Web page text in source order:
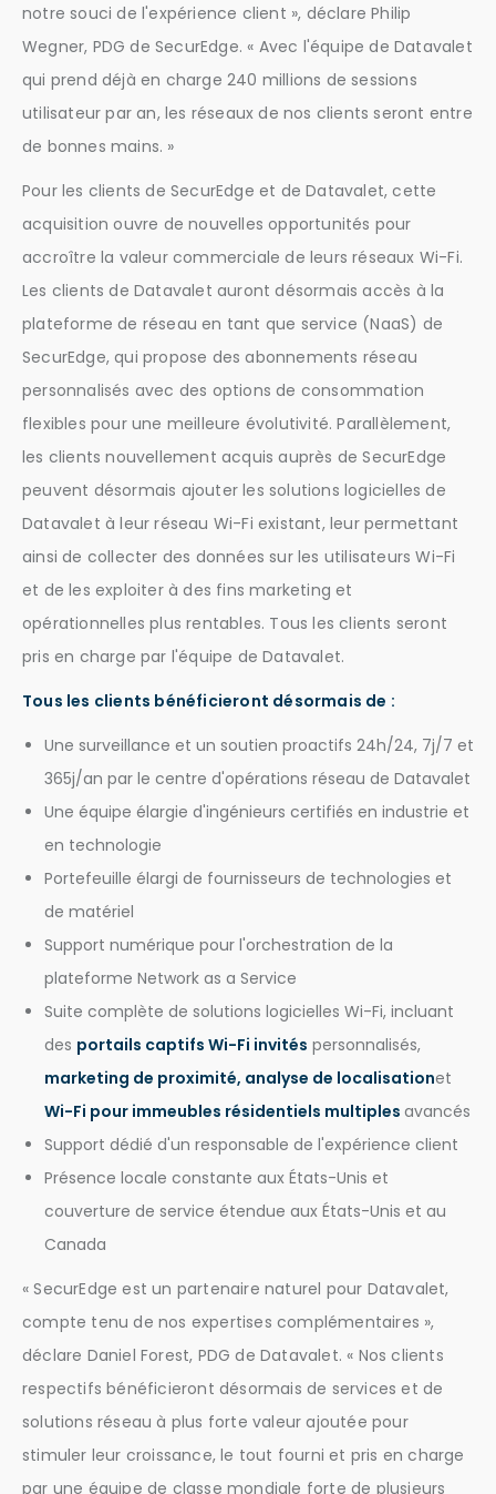
notre souci de l'expérience client », déclare Philip
Wegner, PDG de SecurEdge. « Avec l'équipe de Datavalet
qui prend déjà en charge 240 millions de sessions
utilisateur par an, les réseaux de nos clients seront entre
de bonnes mains. »
Pour les clients de SecurEdge et de Datavalet, cette
acquisition ouvre de nouvelles opportunités pour
accroître la valeur commerciale de leurs réseaux Wi-Fi.
Les clients de Datavalet auront désormais accès à la
plateforme de réseau en tant que service (NaaS) de
SecurEdge, qui propose des abonnements réseau
personnalisés avec des options de consommation
flexibles pour une meilleure évolutivité. Parallèlement,
les clients nouvellement acquis auprès de SecurEdge
peuvent désormais ajouter les solutions logicielles de
Datavalet à leur réseau Wi-Fi existant, leur permettant
ainsi de collecter des données sur les utilisateurs Wi-Fi
et de les exploiter à des fins marketing et
opérationnelles plus rentables. Tous les clients seront
pris en charge par l'équipe de Datavalet.
Tous les clients bénéficieront désormais de :
Une surveillance et un soutien proactifs 24h/24, 7j/7 et
365j/an par le centre d'opérations réseau de Datavalet
Une équipe élargie d'ingénieurs certifiés en industrie et
en technologie
Portefeuille élargi de fournisseurs de technologies et
de matériel
Support numérique pour l'orchestration de la
plateforme Network as a Service
Suite complète de solutions logicielles Wi-Fi, incluant
des portails captifs Wi-Fi invités personnalisés,
marketing de proximité, analyse de localisationet
Wi-Fi pour immeubles résidentiels multiples avancés
Support dédié d'un responsable de l'expérience client
Présence locale constante aux États-Unis et
couverture de service étendue aux États-Unis et au
Canada
« SecurEdge est un partenaire naturel pour Datavalet,
compte tenu de nos expertises complémentaires »,
déclare Daniel Forest, PDG de Datavalet. « Nos clients
respectifs bénéficieront désormais de services et de
solutions réseau à plus forte valeur ajoutée pour
stimuler leur croissance, le tout fourni et pris en charge
par une équipe de classe mondiale forte de plusieurs